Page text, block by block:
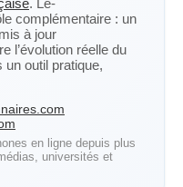
. Le-
complémentaire : un
à jour
l’évolution réelle du
outil pratique,
en ligne depuis plus
universités et